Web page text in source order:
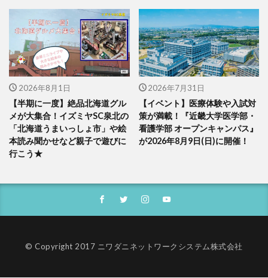
2026年8月1日
【半期に一度】絶品北海道グル
メが大集合！イズミヤSC泉北の
「北海道うまいっしょ市」や絵
本読み聞かせなど親子で遊びに
行こう★
2026年7月31日
【イベント】医療体験や入試対
策が満載！『近畿大学医学部・
看護学部 オープンキャンパス』
が2026年8月9日(日)に開催！
© Copyright 2017 ニワダニネットワークシステム株式会社